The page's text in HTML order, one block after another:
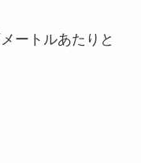
ートルあたりと